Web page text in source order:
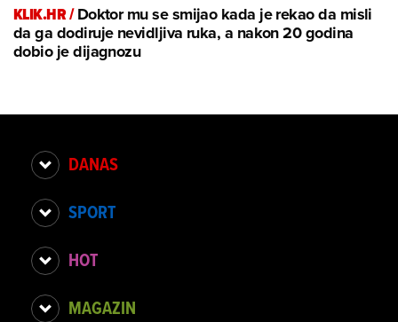
KLIK.HR /Doktor mu se smijao kada je rekao da misli
da ga dodiruje nevidljiva ruka, a nakon 20 godina
dobio je dijagnozu
DANAS
SPORT
HOT
MAGAZIN